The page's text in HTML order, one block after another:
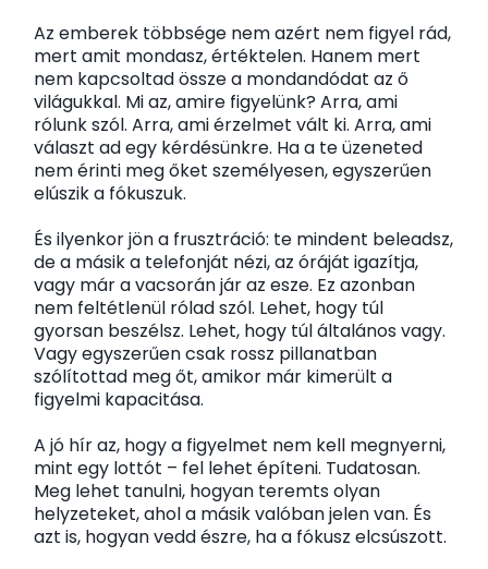
Az emberek többsége nem azért nem figyel rád,
mert amit mondasz, értéktelen. Hanem mert
nem kapcsoltad össze a mondandódat az ő
világukkal. Mi az, amire figyelünk? Arra, ami
rólunk szól. Arra, ami érzelmet vált ki. Arra, ami
választ ad egy kérdésünkre. Ha a te üzeneted
nem érinti meg őket személyesen, egyszerűen
elúszik a fókuszuk.
És ilyenkor jön a frusztráció: te mindent beleadsz,
de a másik a telefonját nézi, az óráját igazítja,
vagy már a vacsorán jár az esze. Ez azonban
nem feltétlenül rólad szól. Lehet, hogy túl
gyorsan beszélsz. Lehet, hogy túl általános vagy.
Vagy egyszerűen csak rossz pillanatban
szólítottad meg őt, amikor már kimerült a
figyelmi kapacitása.
A jó hír az, hogy a figyelmet nem kell megnyerni,
mint egy lottót – fel lehet építeni. Tudatosan.
Meg lehet tanulni, hogyan teremts olyan
helyzeteket, ahol a másik valóban jelen van. És
azt is, hogyan vedd észre, ha a fókusz elcsúszott.